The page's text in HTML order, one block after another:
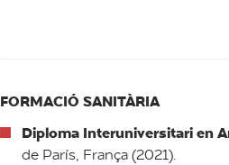
FORMACIÓ SANITÀRIA
Diploma Interuniversitari en
de París, França (2021).